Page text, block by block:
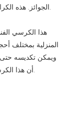
هذا الكرسي
المنزلية بمختلف
ويمكن تكديسه